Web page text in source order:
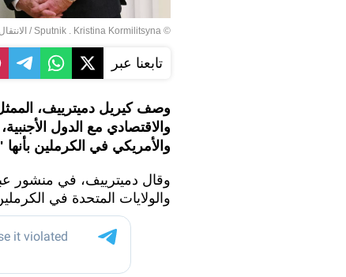
© Sputnik . Kristina Kormilitsyna
/
تابعنا عبر
وصف كيريل دميترييف،
والاقتصادي مع الدول
والأمريكي في الكرملين
وقال دميترييف، في منشور
والولايات المتحدة في